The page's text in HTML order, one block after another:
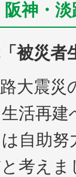
神・淡
被災者
大震災
活再建
自助
考えま